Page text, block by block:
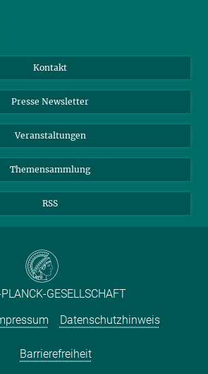
Kontakt
Presse Newsletter
Veranstaltungen
Themensammlung
RSS
GESELLSCHAFT
Datenschutzhinweis
Barrierefreiheit